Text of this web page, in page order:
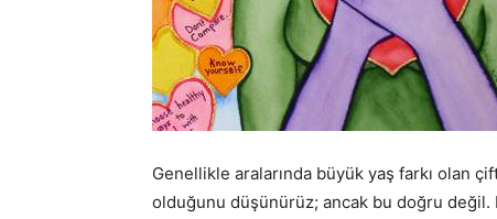
Genellikle aralarında büyük yaş farkı olan
olduğunu düşünürüz; ancak bu doğru değil.